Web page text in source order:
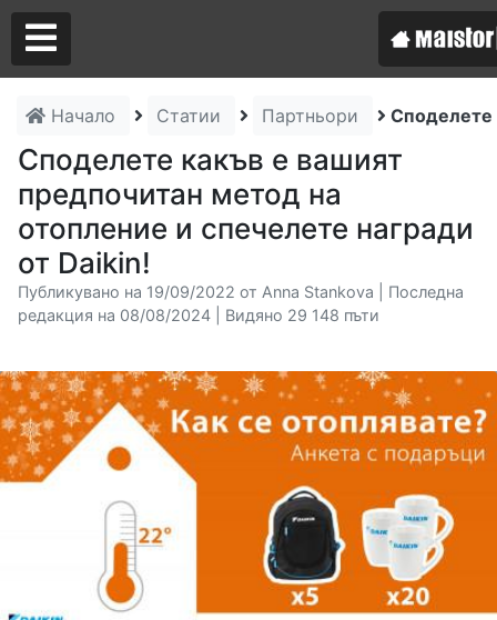
Начало Статии Партньори Споделете
Споделете какъв е вашият
предпочитан метод на
отопление и спечелете награди
от Daikin!
Публикувано на 19/09/2022 от Anna Stankova | Последна
редакция на 08/08/2024 | Видяно 29 148 пъти
Аз съм майстор
Търся майстор